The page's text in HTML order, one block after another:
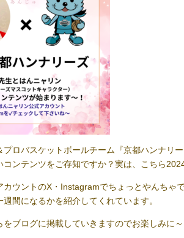
プロバスケットボールチーム『京都ハンナリ
コンテンツをご存知ですか？実は、こちら
カウントのX・Instagramでちょっとやんちゃ
間になるかを紹介してくれています。
をブログに掲載していきますのでお楽しみに